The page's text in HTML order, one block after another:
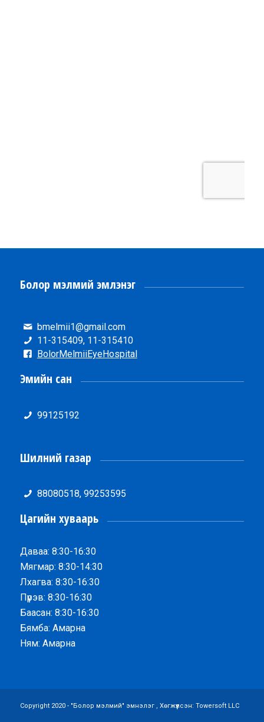
Болор мэлмий эмлэнэг
bmelmii1@gmail.com
11-315409, 11-315410
BolorMelmiiEyeHospital
Эмийн сан
99125192
Шилний газар
88080518, 99253595
Цагийн хуваарь
Даваа: 8:30-16:30
Мягмар: 8:30-14:30
Лхагва: 8:30-16:30
Пүрэв: 8:30-16:30
Баасан: 8:30-16:30
Бямба: Амарна
Ням: Амарна
Copyright 2020 - "Болор мэлмий" эмнэлэг , Хөгжүүлсэн: Towersoft LLC